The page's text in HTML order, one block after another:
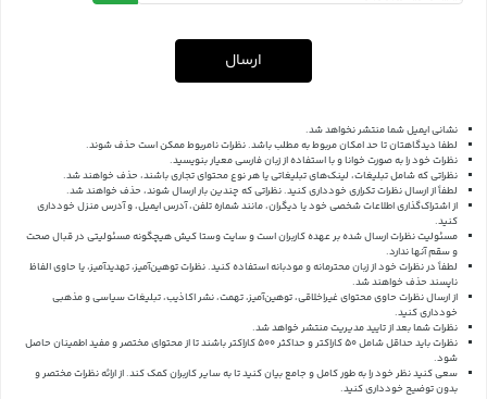
ارسال
نشانی ایمیل شما منتشر نخواهد شد.
لطفا دیدگاهتان تا حد امکان مربوط به مطلب باشد. نظرات نامربوط ممکن است حذف شوند.
نظرات خود را به صورت خوانا و با استفاده از زبان فارسی معیار بنویسید.
نظراتی که شامل تبلیغات، لینک‌های تبلیغاتی یا هر نوع محتوای تجاری باشند، حذف خواهند شد.
لطفاً از ارسال نظرات تکراری خودداری کنید. نظراتی که چندین بار ارسال شوند، حذف خواهند شد.
از اشتراک‌گذاری اطلاعات شخصی خود یا دیگران، مانند شماره تلفن، آدرس ایمیل، و آدرس منزل خودداری
کنید.
مسئولیت نظرات ارسال شده بر عهده کاربران است و سایت وستا کیش هیچگونه مسئولیتی در قبال صحت
و سقم آنها ندارد.
لطفاً در نظرات خود از زبان محترمانه و مودبانه استفاده کنید. نظرات توهین‌آمیز، تهدیدآمیز، یا حاوی الفاظ
ناپسند حذف خواهند شد.
از ارسال نظرات حاوی محتوای غیراخلاقی، توهین‌آمیز، تهمت، نشر اکاذیب، تبلیغات سیاسی و مذهبی
خودداری کنید.
نظرات شما بعد از تایید مدیریت منتشر خواهد شد.
نظرات باید حداقل شامل 50 کاراکتر و حداکثر 500 کاراکتر باشند تا از محتوای مختصر و مفید اطمینان حاصل
شود.
سعی کنید نظر خود را به طور کامل و جامع بیان کنید تا به سایر کاربران کمک کند.از ارائه نظرات مختصر و
بدون توضیح خودداری کنید.